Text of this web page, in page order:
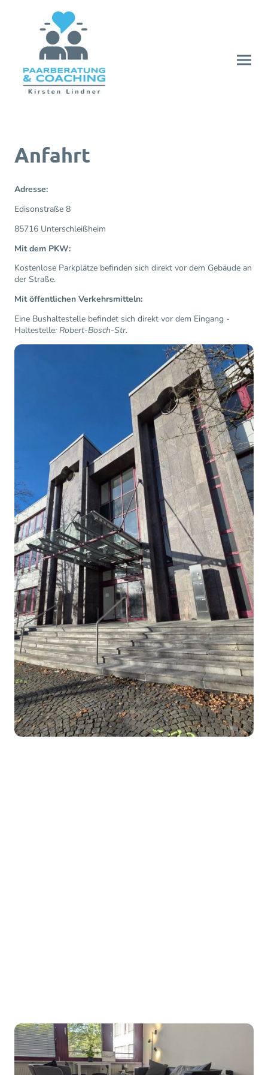
Anfahrt
Adresse:
Edisonstraße 8
85716 Unterschleißheim
Mit dem PKW:
Kostenlose Parkplätze befinden sich direkt vor dem Gebäude an
der Straße.
Mit öffentlichen Verkehrsmitteln:
Eine Bushaltestelle befindet sich direkt vor dem Eingang -
Haltestelle: Robert-Bosch-Str.